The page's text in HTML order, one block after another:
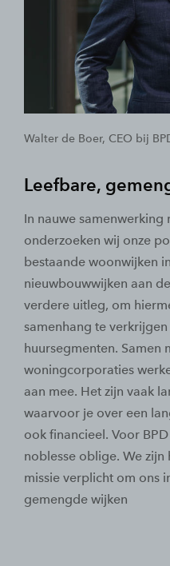
Walter de Boer, CEO bij
Leefbare,
In nauwe
onderzoeken wij onze
bestaande woonwijken
nieuwbouwwijken aan
verdere uitleg, om
samenhang te
huursegmenten. Samen
woningcorporaties
aan mee. Het zijn vaak
waarvoor je over een
ook financieel. Voor
noblesse oblige. We zijn
missie verplicht om ons
gemengde wijken